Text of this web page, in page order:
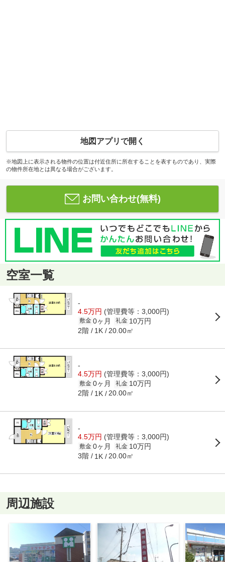
地図アプリで開く
※地図上に表示される物件の位置は付近住所に所在することを表すものであり、実際
の物件所在地とは異なる場合がございます。
お問い合わせ(無料)
空室一覧
-
4.5万円 (管理費等：3,000円)
敷金 0ヶ月 礼金 10万円
2階 1K 20.00㎡
-
4.5万円 (管理費等：3,000円)
敷金 0ヶ月 礼金 10万円
2階 1K 20.00㎡
-
4.5万円 (管理費等：3,000円)
敷金 0ヶ月 礼金 10万円
3階 1K 20.00㎡
周辺施設